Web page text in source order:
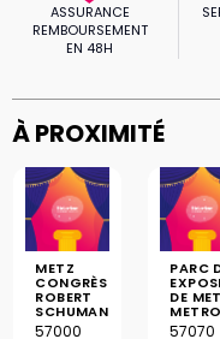
ASSURANCE
REMBOURSEMENT
EN 48H
À PROXIMITÉ
METZ
CONGRÈS
ROBERT
SCHUMAN
57000
PARC
DE
57070